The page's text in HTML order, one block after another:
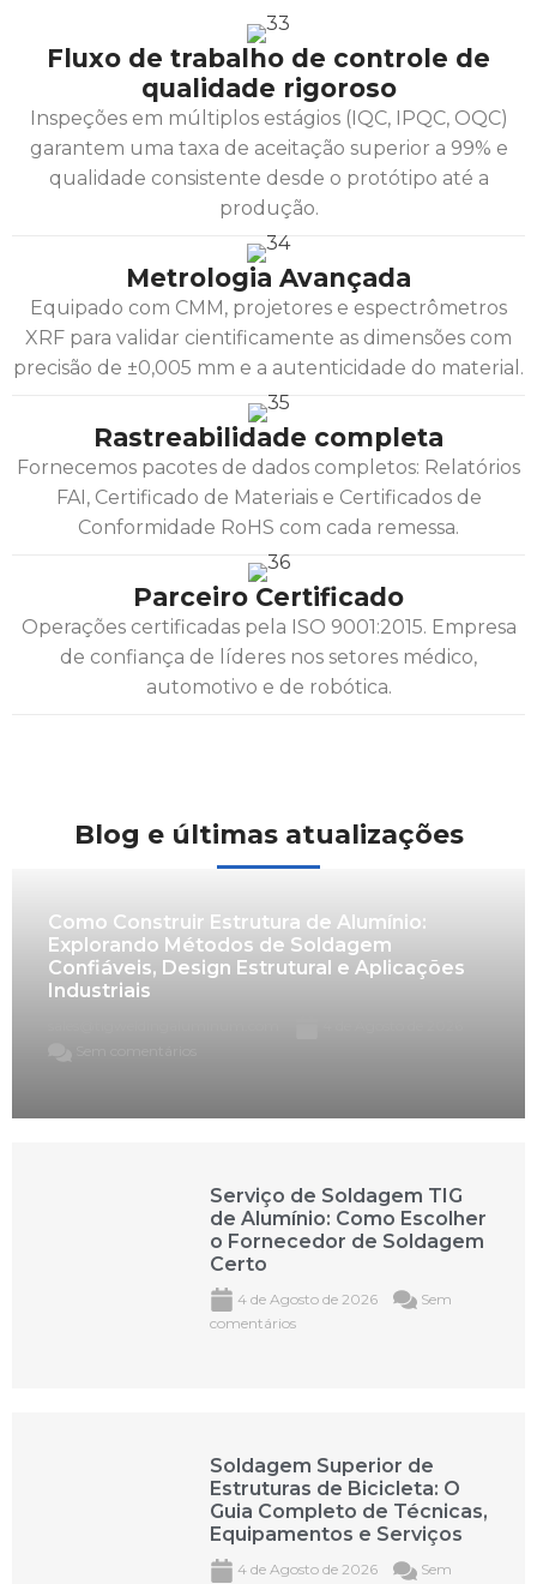
Fluxo de trabalho de controle de
qualidade rigoroso
Inspeções em múltiplos estágios (IQC, IPQC, OQC)
garantem uma taxa de aceitação superior a 99% e
qualidade consistente desde o protótipo até a
produção.
Metrologia Avançada
Equipado com CMM, projetores e espectrômetros
XRF para validar cientificamente as dimensões com
precisão de ±0,005 mm e a autenticidade do material.
Rastreabilidade completa
Fornecemos pacotes de dados completos: Relatórios
FAI, Certificado de Materiais e Certificados de
Conformidade RoHS com cada remessa.
Parceiro Certificado
Operações certificadas pela ISO 9001:2015. Empresa
de confiança de líderes nos setores médico,
automotivo e de robótica.
Blog e últimas atualizações
Como Construir Estrutura de Alumínio:
Explorando Métodos de Soldagem
Confiáveis, Design Estrutural e Aplicações
Industriais
Serviço de Soldagem TIG
de Alumínio: Como Escolher
o Fornecedor de Soldagem
Certo
4 de Agosto de 2026
Sem
comentários
Soldagem Superior de
Estruturas de Bicicleta: O
Guia Completo de Técnicas,
Equipamentos e Serviços
4 de Agosto de 2026
Sem